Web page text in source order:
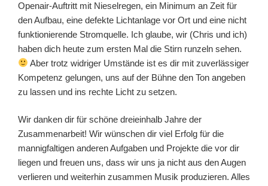
Openair-Auftritt mit Nieselregen, ein Minimum an Zeit für
den Aufbau, eine defekte Lichtanlage vor Ort und eine nicht
funktionierende Stromquelle. Ich glaube, wir (Chris und ich)
haben dich heute zum ersten Mal die Stirn runzeln sehen.
Aber trotz widriger Umstände ist es dir mit zuverlässiger
Kompetenz gelungen, uns auf der Bühne den Ton angeben
zu lassen und ins rechte Licht zu setzen.
Wir danken dir für schöne dreieinhalb Jahre der
Zusammenarbeit! Wir wünschen dir viel Erfolg für die
mannigfaltigen anderen Aufgaben und Projekte die vor dir
liegen und freuen uns, dass wir uns ja nicht aus den Augen
verlieren und weiterhin zusammen Musik produzieren. Alles